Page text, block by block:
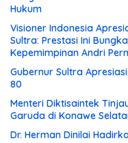
Hukum
Visioner Indonesia
Sultra: Prestasi Ini
Kepemimpinan Andri
Gubernur Sultra
80
Menteri Diktisaintek
Garuda di Konawe
Dr. Herman Dinilai